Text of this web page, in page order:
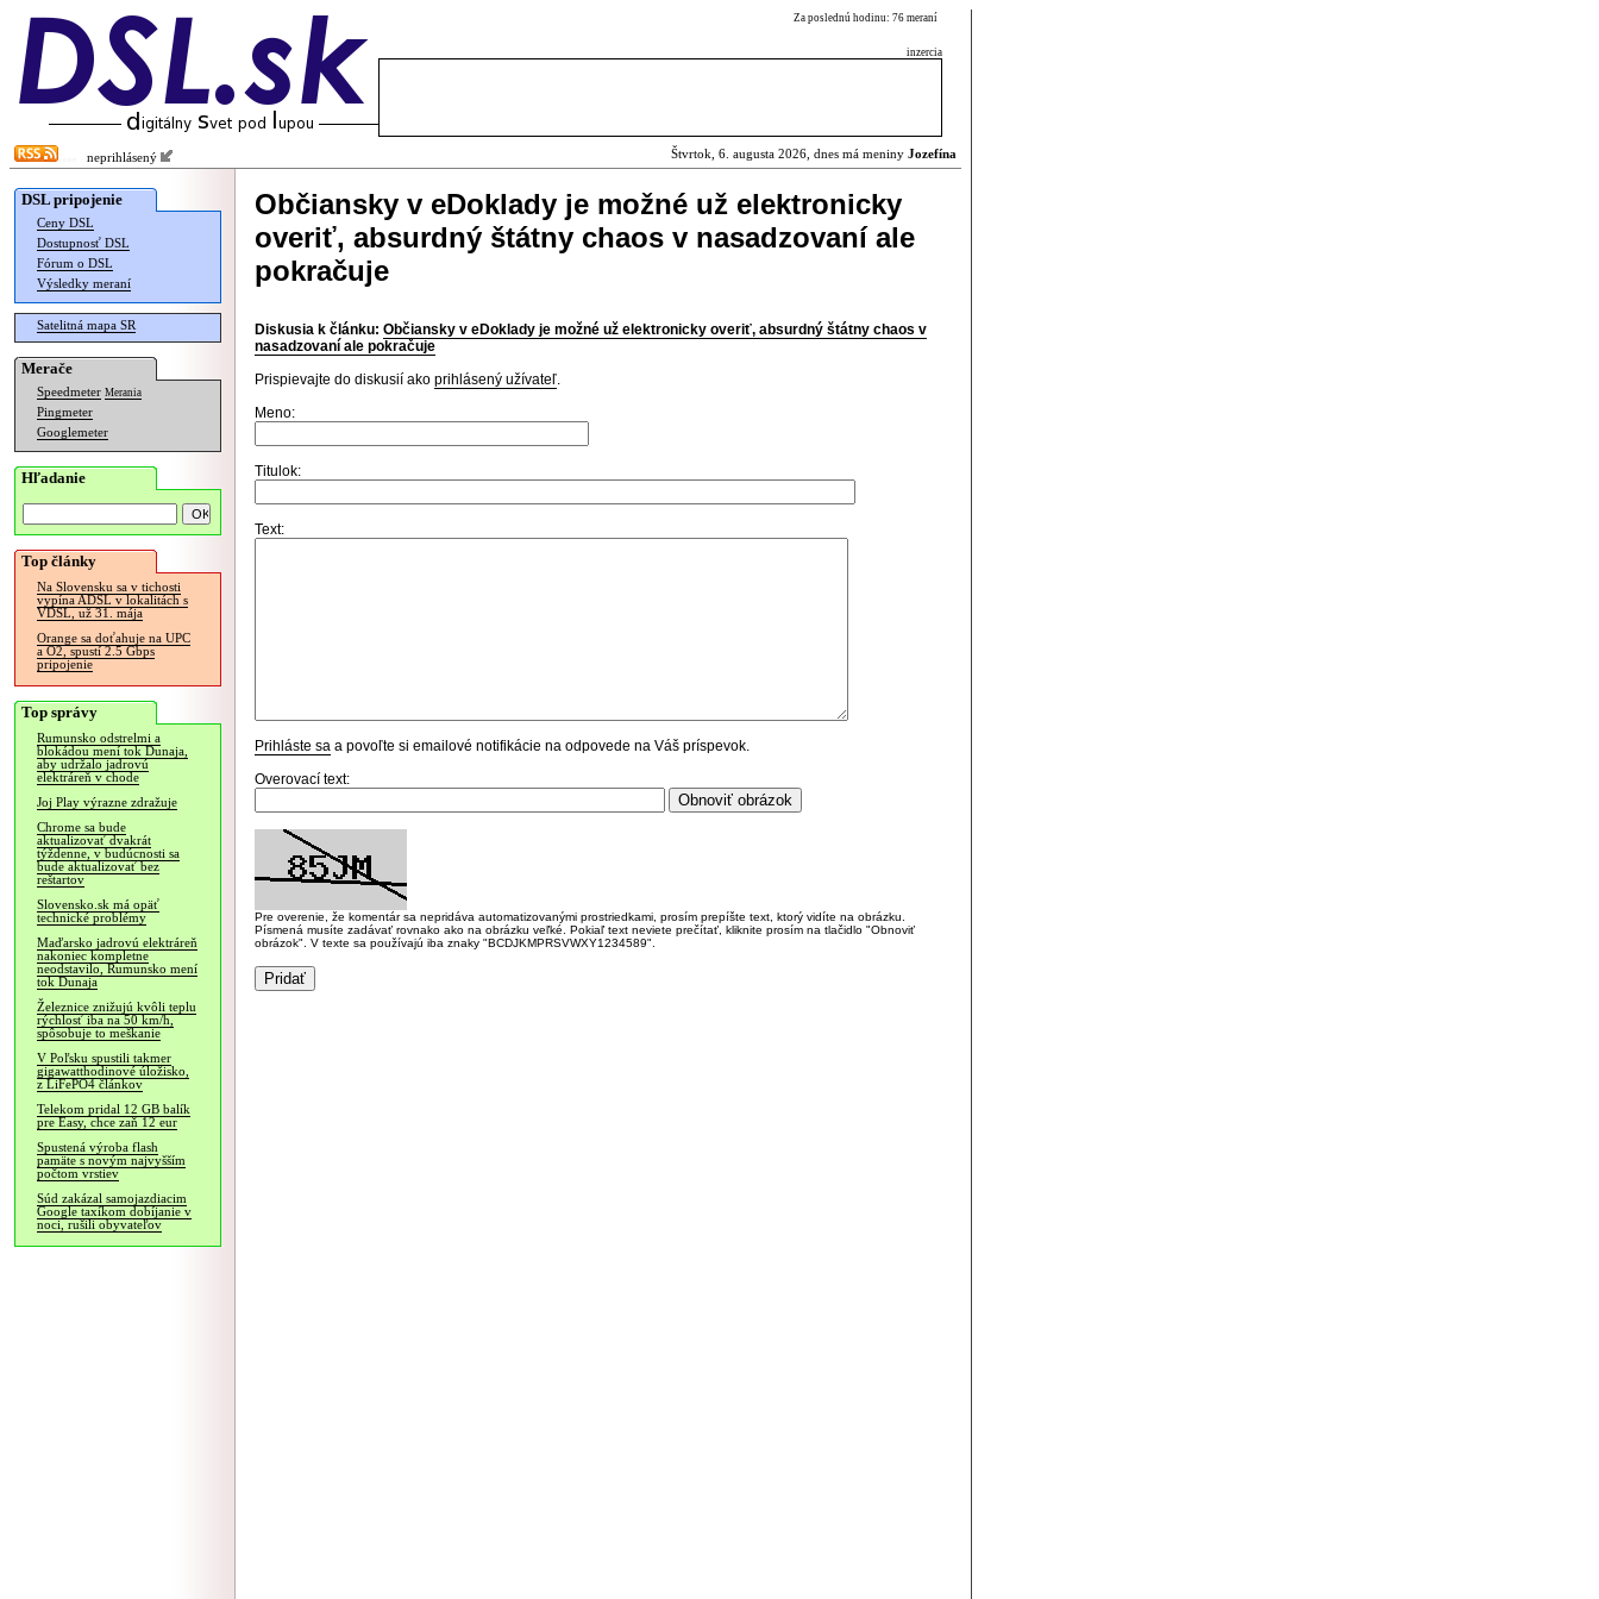
Za poslednú hodinu: 76 meraní
inzercia
neprihlásený Štvrtok, 6. augusta 2026, dnes má meniny Jozefína
DSL pripojenie
Ceny DSL
Dostupnosť DSL
Fórum o DSL
Výsledky meraní
Satelitná mapa SR
Merače
Speedmeter Merania
Pingmeter
Googlemeter
Hľadanie
Top články
Na Slovensku sa v tichosti
vypína ADSL v lokalitách s
VDSL, už 31. mája
Orange sa doťahuje na UPC
a O2, spustí 2.5 Gbps
pripojenie
Top správy
Rumunsko odstrelmi a
blokádou mení tok Dunaja,
aby udržalo jadrovú
elektráreň v chode
Joj Play výrazne zdražuje
Chrome sa bude
aktualizovať dvakrát
týždenne, v budúcnosti sa
bude aktualizovať bez
reštartov
Slovensko.sk má opäť
technické problémy
Maďarsko jadrovú elektráreň
nakoniec kompletne
neodstavilo, Rumunsko mení
tok Dunaja
Železnice znižujú kvôli teplu
rýchlosť iba na 50 km/h,
spôsobuje to meškanie
V Poľsku spustili takmer
gigawatthodinové úložisko,
z LiFePO4 článkov
Telekom pridal 12 GB balík
pre Easy, chce zaň 12 eur
Spustená výroba flash
pamäte s novým najvyšším
počtom vrstiev
Súd zakázal samojazdiacim
Google taxíkom dobíjanie v
noci, rušili obyvateľov
Občiansky v eDoklady je možné už elektronicky
overiť, absurdný štátny chaos v nasadzovaní ale
pokračuje
Diskusia k článku: Občiansky v eDoklady je možné už elektronicky overiť, absurdný štátny chaos v
nasadzovaní ale pokračuje
Prispievajte do diskusií ako prihlásený užívateľ.
Meno:
Titulok:
Text:
Prihláste sa a povoľte si emailové notifikácie na odpovede na Váš príspevok.
Overovací text:
Pre overenie, že komentár sa nepridáva automatizovanými prostriedkami, prosím prepíšte text, ktorý vidíte na obrázku.
Písmená musíte zadávať rovnako ako na obrázku veľké. Pokiaľ text neviete prečítať, kliknite prosím na tlačidlo "Obnoviť
obrázok". V texte sa používajú iba znaky "BCDJKMPRSVWXY1234589".